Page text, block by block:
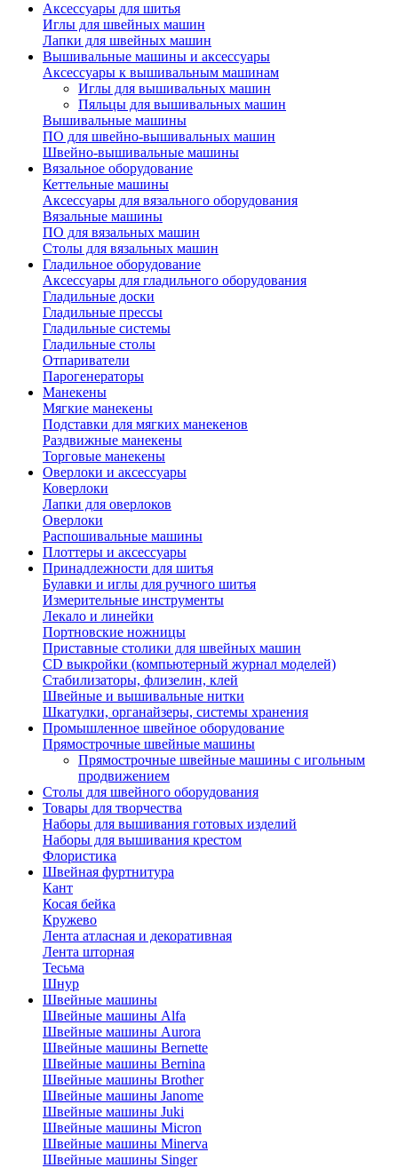
Аксессуары для шитья
Иглы для швейных машин
Лапки для швейных машин
Вышивальные машины и аксессуары
Аксессуары к вышивальным машинам
Иглы для вышивальных машин
Пяльцы для вышивальных машин
Вышивальные машины
ПО для швейно-вышивальных машин
Швейно-вышивальные машины
Вязальное оборудование
Кеттельные машины
Аксессуары для вязального оборудования
Вязальные машины
ПО для вязальных машин
Столы для вязальных машин
Гладильное оборудование
Аксессуары для гладильного оборудования
Гладильные доски
Гладильные прессы
Гладильные системы
Гладильные столы
Отпариватели
Парогенераторы
Манекены
Мягкие манекены
Подставки для мягких манекенов
Раздвижные манекены
Торговые манекены
Оверлоки и аксессуары
Коверлоки
Лапки для оверлоков
Оверлоки
Распошивальные машины
Плоттеры и аксессуары
Принадлежности для шитья
Булавки и иглы для ручного шитья
Измерительные инструменты
Лекало и линейки
Портновские ножницы
Приставные столики для швейных машин
СD выкройки (компьютерный журнал моделей)
Стабилизаторы, флизелин, клей
Швейные и вышивальные нитки
Шкатулки, органайзеры, системы хранения
Промышленное швейное оборудование
Прямострочные швейные машины
Прямострочные швейные машины с игольным
продвижением
Столы для швейного оборудования
Товары для творчества
Наборы для вышивания готовых изделий
Наборы для вышивания крестом
Флористика
Швейная фуртнитура
Кант
Косая бейка
Кружево
Лента aтласная и декоративная
Лента шторная
Тесьма
Шнур
Швейные машины
Швейные машины Alfa
Швейные машины Aurora
Швейные машины Bernette
Швейные машины Bernina
Швейные машины Brother
Швейные машины Janome
Швейные машины Juki
Швейные машины Micron
Швейные машины Minerva
Швейные машины Singer